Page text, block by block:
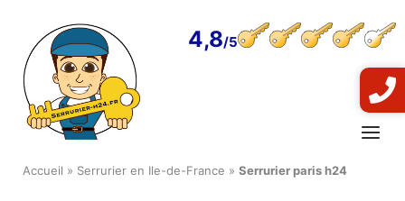
content
4,8
Menu
Accueil » Serrurier en Ile-de-France » Serrurier paris h24